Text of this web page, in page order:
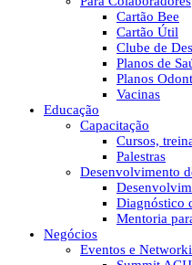
Cartão Bee
Cartão Útil
Clube de
Planos de
Planos
Vacinas
Educação
Capacitação
Cursos,
Palestras
Desenvolvimento
Diagnóstico
Mentoria
Negócios
Eventos e